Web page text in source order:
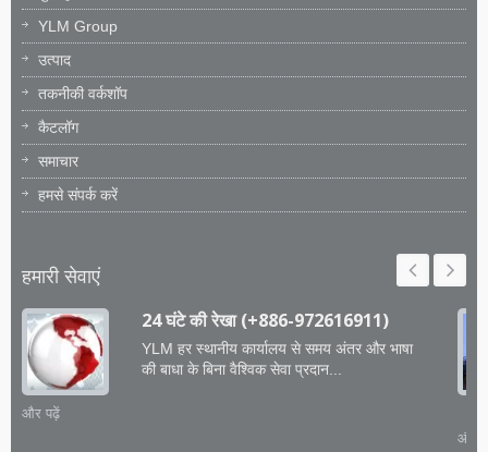
YLM Group
उत्पाद
तकनीकी वर्कशॉप
कैटलॉग
समाचार
हमसे संपर्क करें
हमारी सेवाएं
24 घंटे की रेखा (+886-972616911)
YLM हर स्थानीय कार्यालय से समय अंतर और भाषा
की बाधा के बिना वैश्विक सेवा प्रदान...
और पढ़ें
और